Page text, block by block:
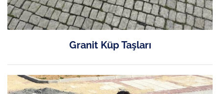
Granit Küp Taşları